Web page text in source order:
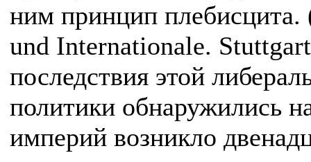
ним принцип
und Internationale.
последствия этой
политики обнаружились
империй возникло